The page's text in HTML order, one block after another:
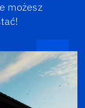
możesz